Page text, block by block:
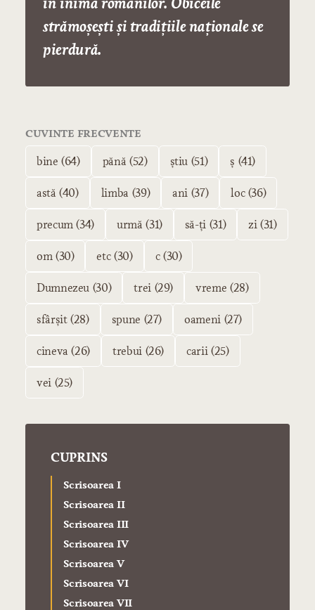
strămoșești și tradițiile naționale se
pierdură.
CUVINTE FRECVENTE
bine (64) pănă (52) știu (51) ș (41)
astă (40) limba (39) ani (37) loc (36)
precum (34) urmă (31) să-ți (31) zi (31)
om (30) etc (30) c (30)
Dumnezeu (30) trei (29) vreme (28)
sfârșit (28) spune (27) oameni (27)
cineva (26) trebui (26) carii (25)
vei (25)
CUPRINS
Scrisoarea I
Scrisoarea II
Scrisoarea III
Scrisoarea IV
Scrisoarea V
Scrisoarea VI
Scrisoarea VII